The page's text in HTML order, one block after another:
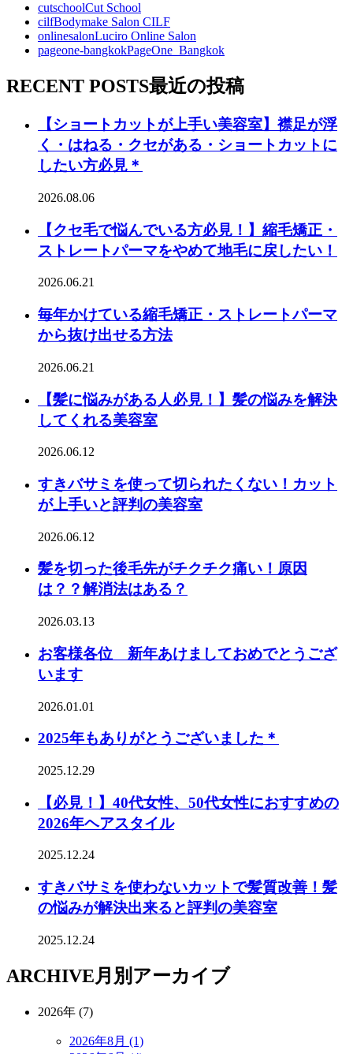
cutschoolCut School
cilfBodymake Salon CILF
onlinesalonLuciro Online Salon
pageone-bangkokPageOne_Bangkok
RECENT POSTS最近の投稿
【ショートカットが上手い美容室】襟足が浮
く・はねる・クセがある・ショートカットに
したい方必見＊
2026.08.06
【クセ毛で悩んでいる方必見！】縮毛矯正・
ストレートパーマをやめて地毛に戻したい！
2026.06.21
毎年かけている縮毛矯正・ストレートパーマ
から抜け出せる方法
2026.06.21
【髪に悩みがある人必見！】髪の悩みを解決
してくれる美容室
2026.06.12
すきバサミを使って切られたくない！カット
が上手いと評判の美容室
2026.06.12
髪を切った後毛先がチクチク痛い！原因
は？？解消法はある？
2026.03.13
お客様各位 新年あけましておめでとうござ
います
2026.01.01
2025年もありがとうございました＊
2025.12.29
【必見！】40代女性、50代女性におすすめの
2026年ヘアスタイル
2025.12.24
すきバサミを使わないカットで髪質改善！髪
の悩みが解決出来ると評判の美容室
2025.12.24
ARCHIVE月別アーカイブ
2026年 (7)
2026年8月 (1)